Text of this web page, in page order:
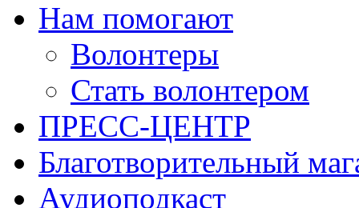
Нам помогают
Волонтеры
Стать волонтером
ПРЕСС-ЦЕНТР
Благотворительный
Аудиоподкаст